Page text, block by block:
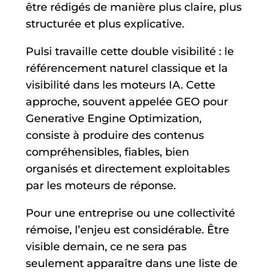
être rédigés de manière plus claire, plus
structurée et plus explicative.
Pulsi travaille cette double visibilité : le
référencement naturel classique et la
visibilité dans les moteurs IA. Cette
approche, souvent appelée GEO pour
Generative Engine Optimization,
consiste à produire des contenus
compréhensibles, fiables, bien
organisés et directement exploitables
par les moteurs de réponse.
Pour une entreprise ou une collectivité
rémoise, l’enjeu est considérable. Être
visible demain, ce ne sera pas
seulement apparaître dans une liste de